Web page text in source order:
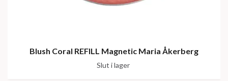
Blush Coral REFILL Magnetic Maria Åkerberg
Slut i lager